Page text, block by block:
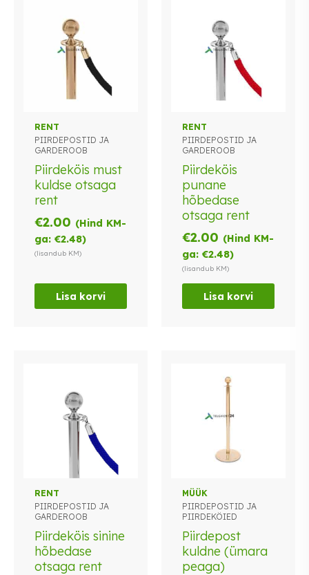
RENT
PIIRDEPOSTID JA
GARDEROOB
Piirdeköis must
kuldse otsaga
rent
€2.00 (Hind KM-
ga:€2.48)
(lisandub KM)
Lisa korvi
RENT
PIIRDEPOSTID JA
GARDEROOB
Piirdeköis
punane
hõbedase
otsaga rent
€2.00 (Hind KM-
ga:€2.48)
(lisandub KM)
Lisa korvi
RENT
PIIRDEPOSTID JA
GARDEROOB
Piirdeköis sinine
hõbedase
otsaga rent
MÜÜK
PIIRDEPOSTID JA
PIIRDEKÖIED
Piirdepost
kuldne (ümara
peaga)